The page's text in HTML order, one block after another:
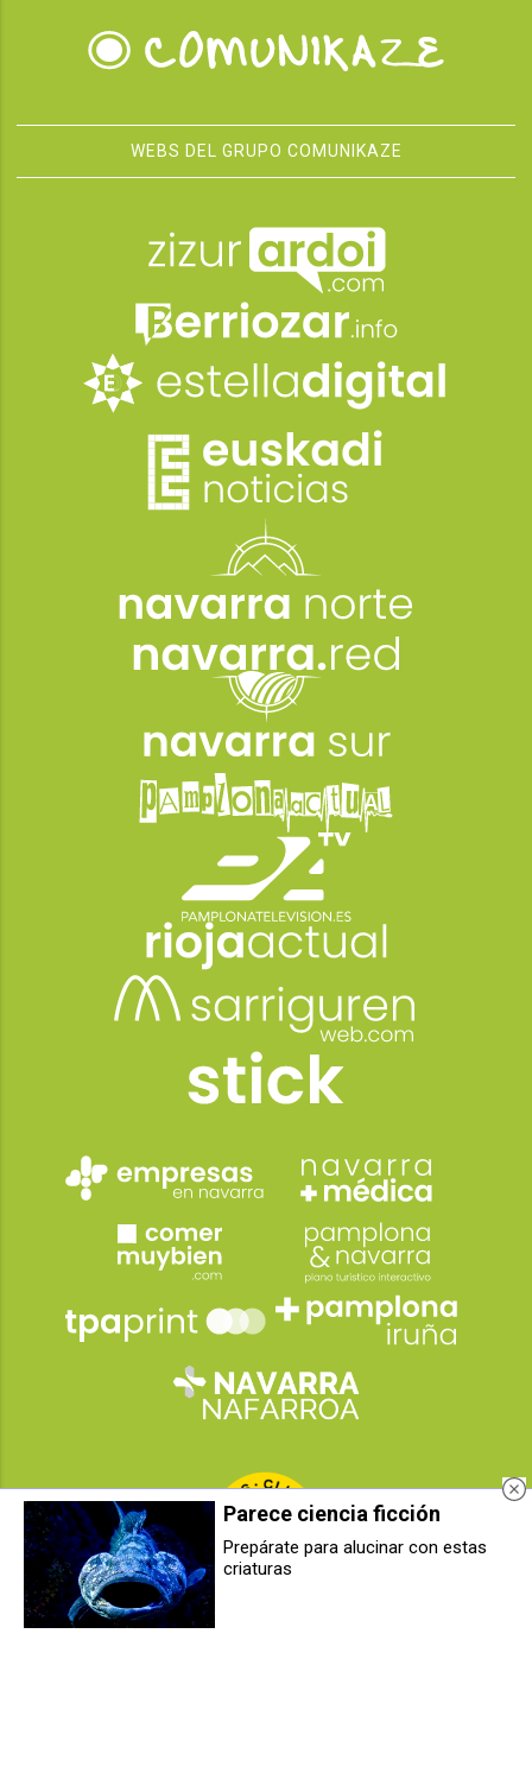
WEBS DEL GRUPO COMUNIKAZE
Parece ciencia ficción
Prepárate para alucinar con estas
criaturas